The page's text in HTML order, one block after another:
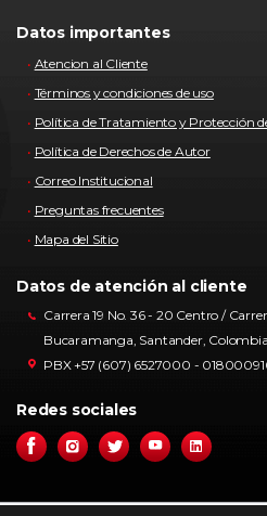
Datos importantes
Atencion al Cliente
Términos y condiciones de uso
Política de Tratamiento y Protección
Política de Derechos de Autor
Correo Institucional
Preguntas frecuentes
Mapa del Sitio
Datos de atención al cliente
Carrera 19 No. 36 - 20 Centro /
Bucaramanga, Santander, Colombia
PBX +57 (607) 6527000 -
Redes sociales